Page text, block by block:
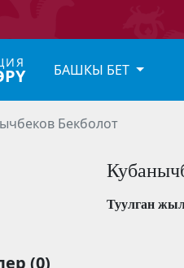
БАШКЫ БЕТ
Бекболот
Туулган
(0)